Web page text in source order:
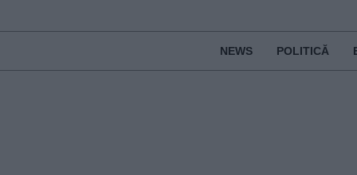
NEWS POLITICĂ